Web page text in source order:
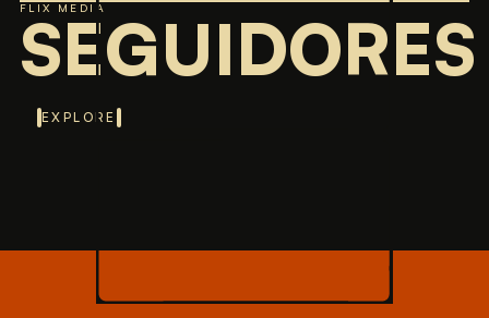
FLIX MEDIA
SEGUIDORES
EXPLORE